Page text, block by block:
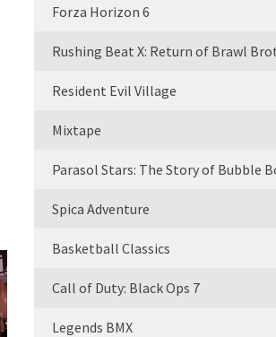
Forza Horizon 6
Rushing Beat X: Return of Brawl
Resident Evil Village
Mixtape
Parasol Stars: The Story of Bubble
Spica Adventure
Basketball Classics
Call of Duty: Black Ops 7
Legends BMX